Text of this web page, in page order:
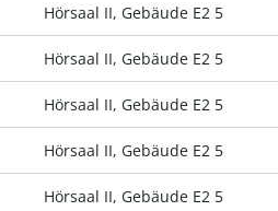
Hörsaal II, Gebäude E2 5
Hörsaal II, Gebäude E2 5
Hörsaal II, Gebäude E2 5
Hörsaal II, Gebäude E2 5
Hörsaal II, Gebäude E2 5